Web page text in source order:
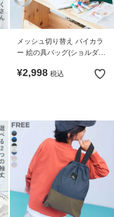
メッシュ切り替え バイカラ
ー 絵の具バッグ(ショルダー
¥2,998 税込